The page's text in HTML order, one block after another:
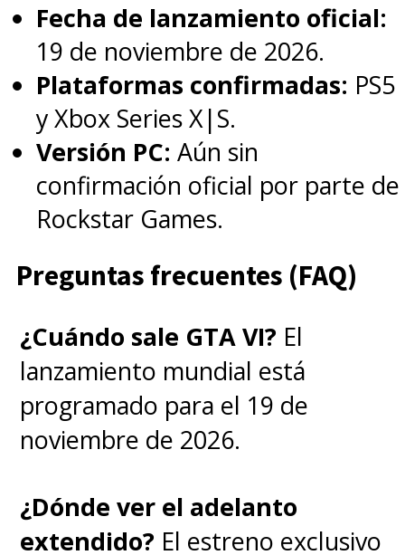
Fecha de lanzamiento oficial:
19 de noviembre de 2026.
Plataformas confirmadas: PS5
y Xbox Series X|S.
Versión PC: Aún sin
confirmación oficial por parte de
Rockstar Games.
Preguntas frecuentes (FAQ)
¿Cuándo sale GTA VI? El
lanzamiento mundial está
programado para el 19 de
noviembre de 2026.
¿Dónde ver el adelanto
extendido? El estreno exclusivo